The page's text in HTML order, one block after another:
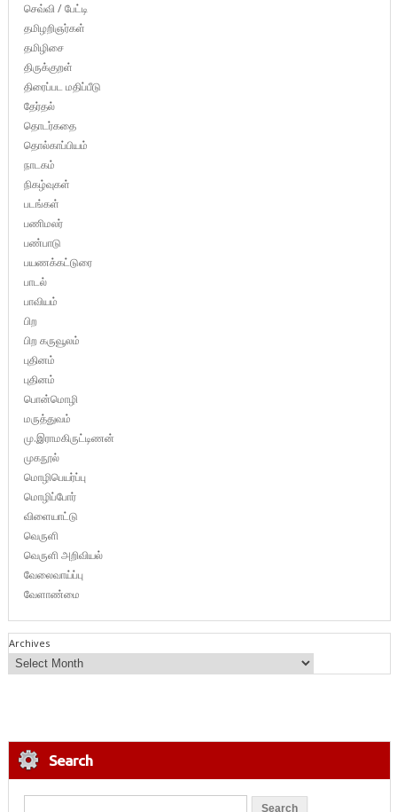
செவ்வி / பேட்டி
தமிழறிஞர்கள்
தமிழிசை
திருக்குறள்
திரைப்பட மதிப்பீடு
தேர்தல்
தொடர்கதை
தொல்காப்பியம்
நாடகம்
நிகழ்வுகள்
படங்கள்
பணிமலர்
பண்பாடு
பயணக்கட்டுரை
பாடல்
பாவியம்
பிற
பிற கருவூலம்
புதினம்
புதினம்
பொன்மொழி
மருத்துவம்
மு.இராமகிருட்டிணன்
முகநூல்
மொழிபெயர்ப்பு
மொழிப்போர்
விளையாட்டு
வெருளி
வெருளி அறிவியல்
வேலைவாய்ப்பு
வேளாண்மை
Archives
Search